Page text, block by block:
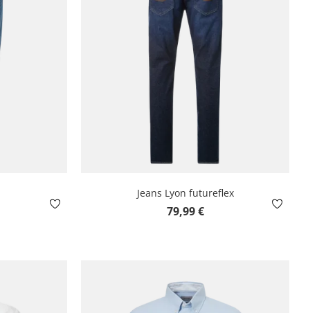
Jeans Lyon futureflex
Prix régulier :
79,99 €